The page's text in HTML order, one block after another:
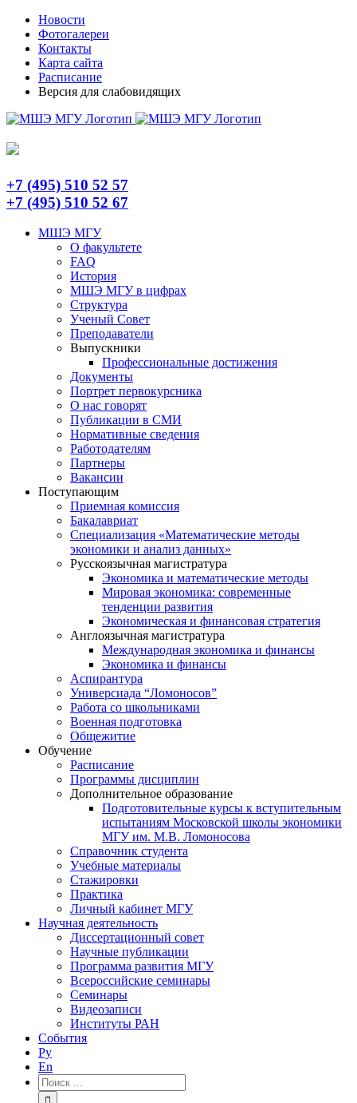
Skip
content
TelegramНовости
Фотогалереи
Контакты
Карта сайта
Расписание
Версия для слабовидящих
+7 (495) 510 52 57
+7 (495) 510 52 67
МШЭ МГУ
О факультете
FAQ
История
МШЭ МГУ в цифрах
Структура
Ученый Совет
Преподаватели
Выпускники
Профессиональные достижения
Документы
Портрет первокурсника
О нас говорят
Публикации в СМИ
Нормативные сведения
Работодателям
Партнеры
Вакансии
Поступающим
Приемная комиссия
Бакалавриат
Специализация «Математические методы
экономики и анализ данных»
Русскоязычная магистратура
Экономика и математические методы
Мировая экономика: современные
тенденции развития
Экономическая и финансовая стратегия
Англоязычная магистратура
Международная экономика и финансы
Экономика и финансы
Аспирантура
Универсиада “Ломоносов”
Работа со школьниками
Военная подготовка
Общежитие
Обучение
Расписание
Программы дисциплин
Дополнительное образование
Подготовительные курсы к вступительным
испытаниям Московской школы экономики
МГУ им. М.В. Ломоносова
Справочник студента
Учебные материалы
Стажировки
Практика
Личный кабинет МГУ
Научная деятельность
Диссертационный совет
Научные публикации
Программа развития МГУ
Всероссийские семинары
Семинары
Видеозаписи
Институты РАН
События
Ру
En
Результат
поиска: